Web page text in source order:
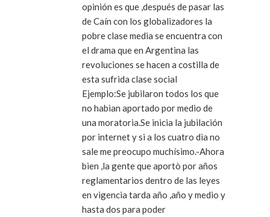
opinión es que ,después de pasar las
de Caín con los globalizadores la
pobre clase media se encuentra con
el drama que en Argentina las
revoluciones se hacen a costilla de
esta sufrida clase social
Ejemplo:Se jubilaron todos los que
no habìan aportado por medio de
una moratoria.Se inicia la jubilación
por internet y si a los cuatro dìa no
sale me preocupo muchísimo.-Ahora
bien ,la gente que aportò por años
reglamentarios dentro de las leyes
en vigencia tarda año ,año y medio y
hasta dos para poder